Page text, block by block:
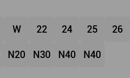
W 22 24 25 26
N20 N30 N40 N40